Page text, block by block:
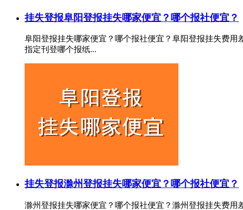
挂失登报阜阳登报挂失哪家便宜？哪个报社便宜？
阜阳登报挂失哪家便宜？哪个报社便宜？阜阳登报挂失费
指定刊登哪个报纸...
挂失登报滁州登报挂失哪家便宜？哪个报社便宜？
滁州登报挂失哪家便宜？哪个报社便宜？滁州登报挂失费